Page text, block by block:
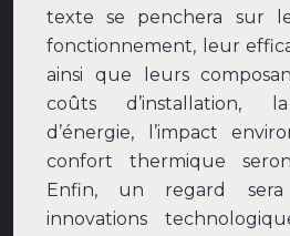
texte se penchera sur
fonctionnement, leur
ainsi que leurs
coûts d’installation,
d’énergie, l’impact
confort thermique
Enfin, un regard
innovations